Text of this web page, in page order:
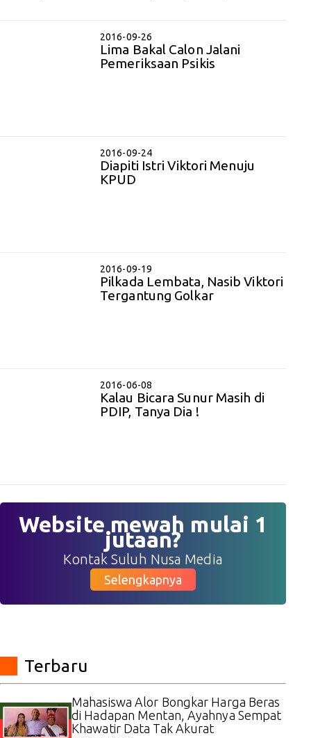
2016-09-26
Lima Bakal Calon Jalani
Pemeriksaan Psikis
2016-09-24
Diapiti Istri Viktori Menuju
KPUD
2016-09-19
Pilkada Lembata, Nasib Viktori
Tergantung Golkar
2016-06-08
Kalau Bicara Sunur Masih di
PDIP, Tanya Dia !
Website mewah mulai 1
jutaan?
Kontak Suluh Nusa Media
Selengkapnya
Terbaru
Mahasiswa Alor Bongkar Harga Beras
di Hadapan Mentan, Ayahnya Sempat
Khawatir Data Tak Akurat